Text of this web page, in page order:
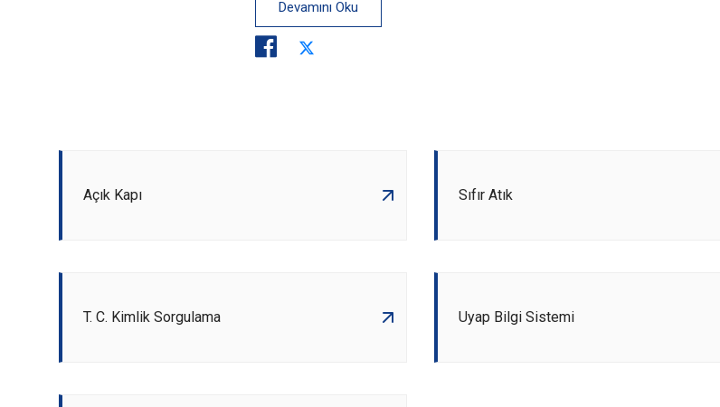
Devamını Oku
Açık Kapı Sıfır Atık
T. C. Kimlik Sorgulama Uyap Bilgi Sistemi